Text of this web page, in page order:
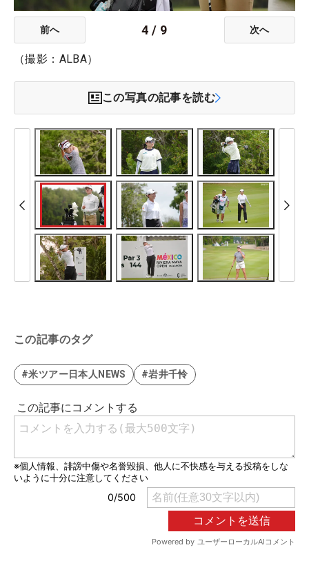
前へ 4 / 9 次へ
（撮影：ALBA）
この写真の記事を読む
この記事のタグ
#米ツアー日本人NEWS #岩井千怜